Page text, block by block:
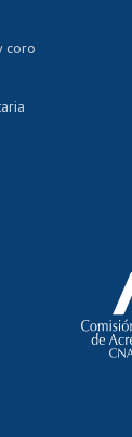
y violencia
coro